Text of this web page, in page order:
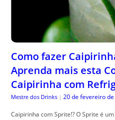
Como fazer
Aprenda mais esta
Caipirinha com
Mestre dos Drinks | 20 de fevereiro
Caipirinha com Sprite!? O Sprite é